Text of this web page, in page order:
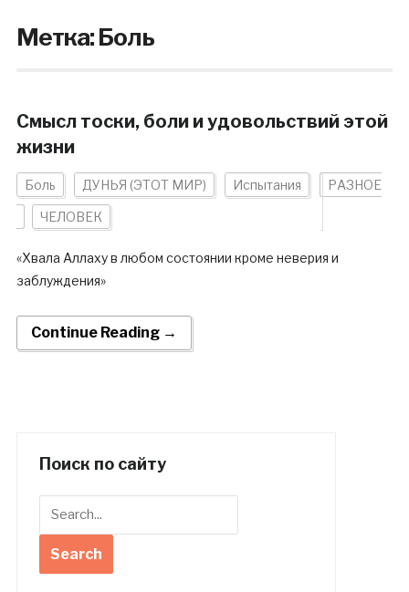
Метка:Боль
Смысл тоски, боли и удовольствий этой
жизни
Боль ДУНЬЯ (ЭТОТ МИР) Испытания РАЗНОЕ
ЧЕЛОВЕК
«Хвала Аллаху в любом состоянии кроме неверия и
заблуждения»
Continue Reading →
Поиск по сайту